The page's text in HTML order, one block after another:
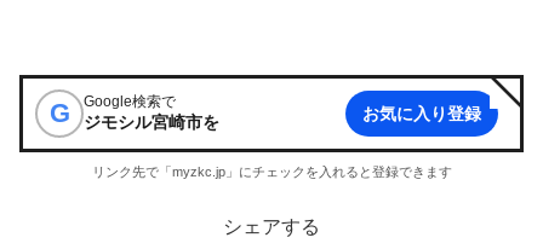
G Google検索で
ジモシル宮崎市を お気に入り登録
リンク先で「myzkc.jp」にチェックを入れると登録できます
シェアする